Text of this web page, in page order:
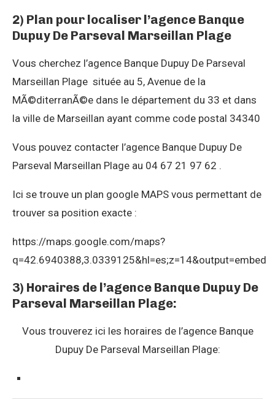
2) Plan pour localiser l’agence Banque
Dupuy De Parseval Marseillan Plage
Vous cherchez l’agence Banque Dupuy De Parseval
Marseillan Plage située au 5, Avenue de la
MÃ©diterranÃ©e dans le département du 33 et dans
la ville de Marseillan ayant comme code postal 34340
Vous pouvez contacter l’agence Banque Dupuy De
Parseval Marseillan Plage au 04 67 21 97 62 .
Ici se trouve un plan google MAPS vous permettant de
trouver sa position exacte :
https://maps.google.com/maps?
q=42.6940388,3.0339125&hl=es;z=14&output=embed
3) Horaires de l’agence Banque Dupuy De
Parseval Marseillan Plage:
Vous trouverez ici les horaires de l’agence Banque
Dupuy De Parseval Marseillan Plage: